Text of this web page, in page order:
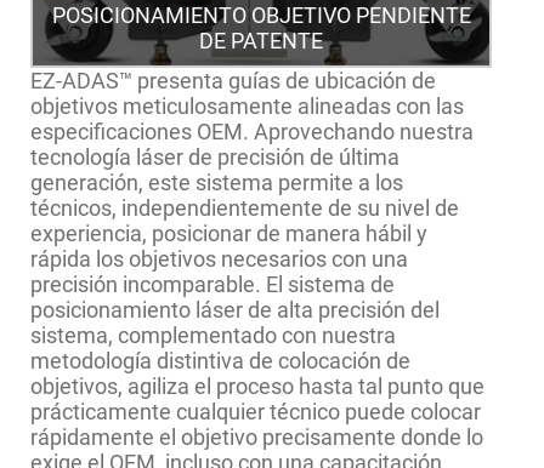
POSICIONAMIENTO OBJETIVO PENDIENTE
DE PATENTE
EZ-ADAS™ presenta guías de ubicación de
objetivos meticulosamente alineadas con las
especificaciones OEM. Aprovechando nuestra
tecnología láser de precisión de última
generación, este sistema permite a los
técnicos, independientemente de su nivel de
experiencia, posicionar de manera hábil y
rápida los objetivos necesarios con una
precisión incomparable. El sistema de
posicionamiento láser de alta precisión del
sistema, complementado con nuestra
metodología distintiva de colocación de
objetivos, agiliza el proceso hasta tal punto que
prácticamente cualquier técnico puede colocar
rápidamente el objetivo precisamente donde lo
exige el OEM, incluso con una capacitación